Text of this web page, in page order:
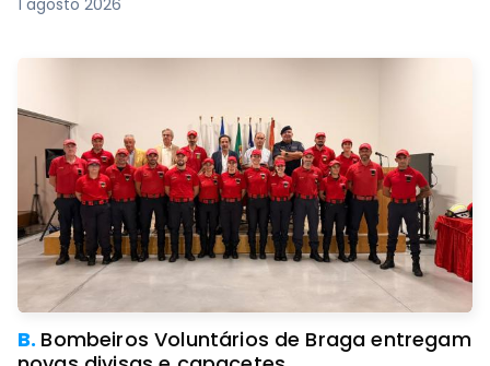
1 agosto 2026
B. Bombeiros Voluntários de Braga entregam